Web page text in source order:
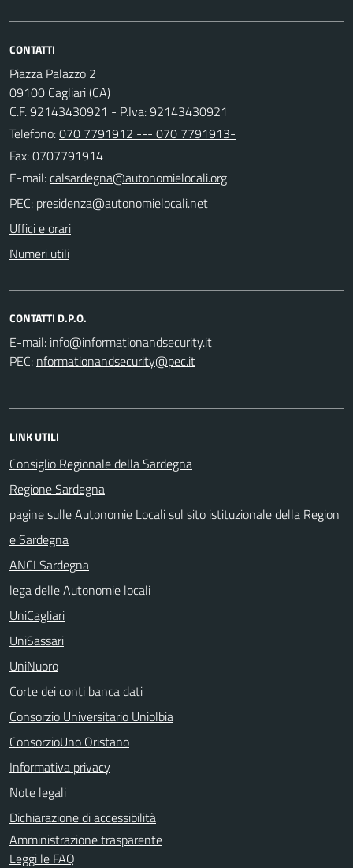
CONTATTI
Piazza Palazzo 2
09100 Cagliari (CA)
C.F. 92143430921 - P.Iva: 92143430921
Telefono:070 7791912 --- 070 7791913-
Fax: 0707791914
E-mail:
PEC:
Uffici e orari
Numeri utili
CONTATTI D.P.O.
E-mail:
PEC:
LINK UTILI
Consiglio Regionale della Sardegna
Regione Sardegna
pagine sulle Autonomie Locali sul sito istituzionale della Region
e Sardegna
ANCI Sardegna
lega delle Autonomie locali
UniCagliari
UniSassari
UniNuoro
Corte dei conti banca dati
Consorzio Universitario Uniolbia
ConsorzioUno Oristano
Informativa privacy
Note legali
Dichiarazione di accessibilità
Amministrazione trasparente
Leggi le FAQ